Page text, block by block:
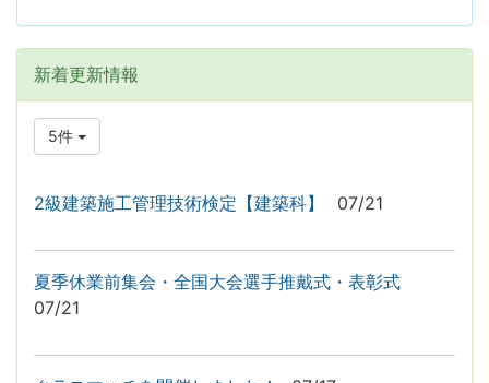
新着更新情報
5件
2級建築施工管理技術検定【建築科】 07/21
夏季休業前集会・全国大会選手推戴式・表彰式
07/21